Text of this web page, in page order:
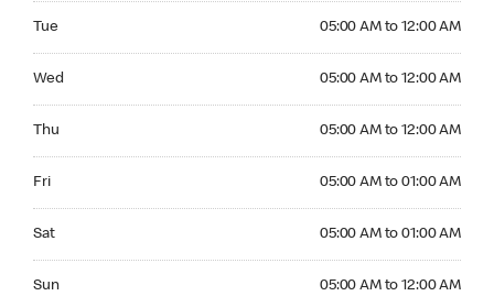
Tue 05:00 AM to 12:00 AM
Wed 05:00 AM to 12:00 AM
Thu 05:00 AM to 12:00 AM
Fri 05:00 AM to 01:00 AM
Sat 05:00 AM to 01:00 AM
Sun 05:00 AM to 12:00 AM